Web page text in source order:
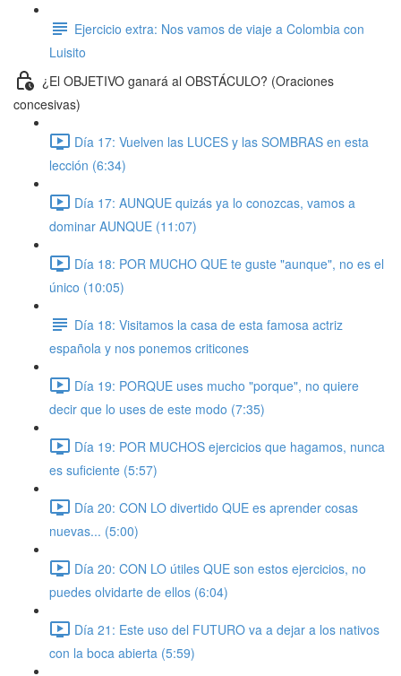
Ejercicio extra: Nos vamos de viaje a Colombia con
Luisito
¿El OBJETIVO ganará al OBSTÁCULO? (Oraciones
concesivas)
Día 17: Vuelven las LUCES y las SOMBRAS en esta
lección (6:34)
Día 17: AUNQUE quizás ya lo conozcas, vamos a
dominar AUNQUE (11:07)
Día 18: POR MUCHO QUE te guste "aunque", no es el
único (10:05)
Día 18: Visitamos la casa de esta famosa actriz
española y nos ponemos criticones
Día 19: PORQUE uses mucho "porque", no quiere
decir que lo uses de este modo (7:35)
Día 19: POR MUCHOS ejercicios que hagamos, nunca
es suficiente (5:57)
Día 20: CON LO divertido QUE es aprender cosas
nuevas... (5:00)
Día 20: CON LO útiles QUE son estos ejercicios, no
puedes olvidarte de ellos (6:04)
Día 21: Este uso del FUTURO va a dejar a los nativos
con la boca abierta (5:59)